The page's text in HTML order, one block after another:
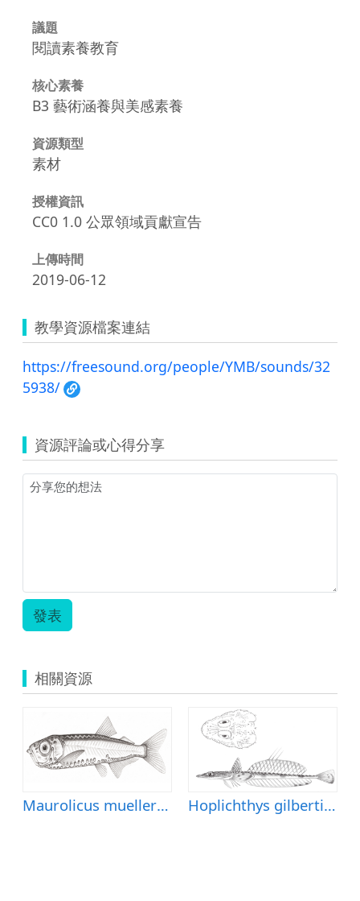
議題
閱讀素養教育
核心素養
B3 藝術涵養與美感素養
資源類型
素材
授權資訊
CC0 1.0 公眾領域貢獻宣告
上傳時間
2019-06-12
教學資源檔案連結
https://freesound.org/people/YMB/sounds/32
5938/
資源評論或心得分享
發表
相關資源
Maurolicus muelleri (穆氏暗光魚) Hoplichthys gilberti (吉氏針鯒)